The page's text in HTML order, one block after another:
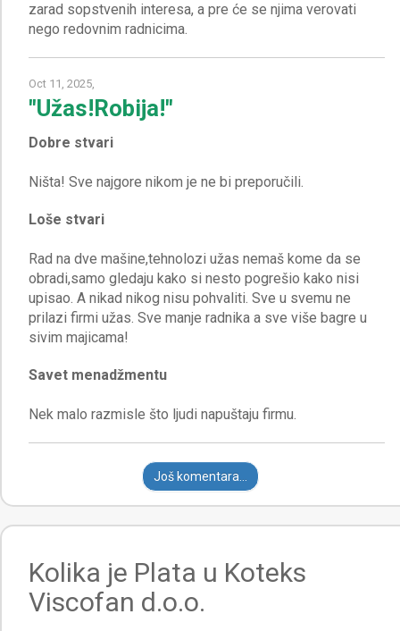
zarad sopstvenih interesa, a pre će se njima verovati
Oct 11, 2025,
"Užas!Robija!"
Dobre stvari
Loše stvari
Rad na dve mašine,tehnolozi užas nemaš kome da se
obradi,samo gledaju kako si nesto pogrešio kako nisi
upisao. A nikad nikog nisu pohvaliti. Sve u svemu ne
prilazi firmi užas. Sve manje radnika a sve više bagre u
Savet menadžmentu
Još komentara...
Kolika je Plata u Koteks
Viscofan d.o.o.